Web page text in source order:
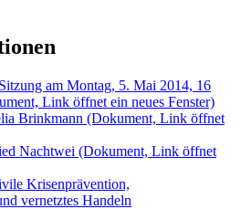
am Montag, 5. Mai 2014, 16
Link öffnet ein neues Fenster)
Brinkmann (Dokument, Link öffnet
Nachtwei (Dokument, Link öffnet
Krisenprävention,
vernetztes Handeln